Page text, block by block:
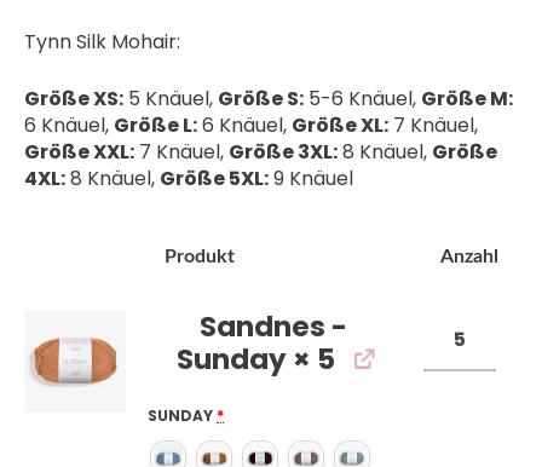
Tynn Silk Mohair:
Größe XS: 5 Knäuel, Größe S: 5-6 Knäuel, Größe M:
6 Knäuel, Größe L:6 Knäuel, Größe XL: 7 Knäuel,
Größe XXL: 7 Knäuel, Größe 3XL:8 Knäuel, Größe
4XL:8 Knäuel, Größe 5XL:9 Knäuel
Produkt Anzahl
Sandnes -
Sunday× 5
SUNDAY *